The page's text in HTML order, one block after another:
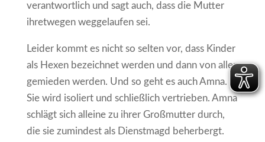
verantwortlich und sagt auch, dass die Mutter
ihretwegen weggelaufen sei.
Leider kommt es nicht so selten vor, dass Kinder
als Hexen bezeichnet werden und dann von allen
gemieden werden. Und so geht es auch Amna.
Sie wird isoliert und schließlich vertrieben. Amna
schlägt sich alleine zu ihrer Großmutter durch,
die sie zumindest als Dienstmagd beherbergt.